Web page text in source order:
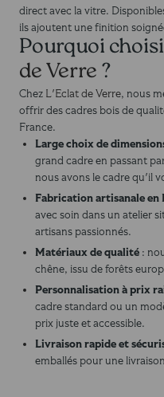
direct avec la vitre.
ils ajoutent une finition
Pourquoi
de Verre?
Chez L'Eclat de Verre, nous
offrir des cadres bois de
France.
Large choix de
grand cadre en passant
nous avons le cadre qu'il
Fabrication artisanale en
avec soin dans un atelier
artisans passionnés.
Matériaux de qualité :
chêne, issu de forêts
Personnalisation à prix
cadre standard ou un
prix juste et accessible.
Livraison rapide et
emballés pour une